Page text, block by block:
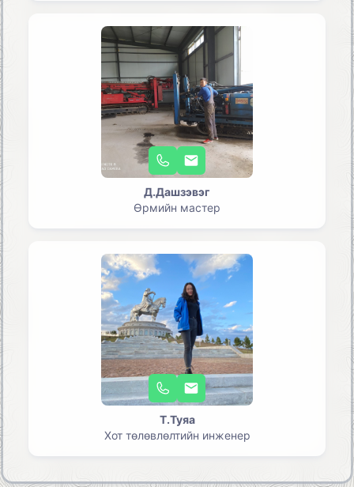
Д.Дашзэвэг
Өрмийн мастер
Т.Туяа
Хот төлөвлөлтийн инженер